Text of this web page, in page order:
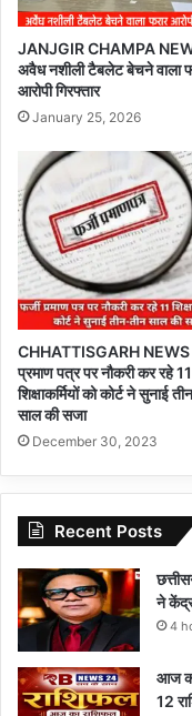
JANJGIR CHAMPA
अवैध नशीली टैबलेट बेचने वाला
आरोपी गिरफ्तार
January 25, 2026
CHHATTISGARH NEWS
प्रमाण पत्र पर नौकरी कर रहे 11
शिक्षाकर्मियों को कोर्ट ने सुनाई
साल की सजा
December 30, 2023
Recent Posts
ने
4
आज
12